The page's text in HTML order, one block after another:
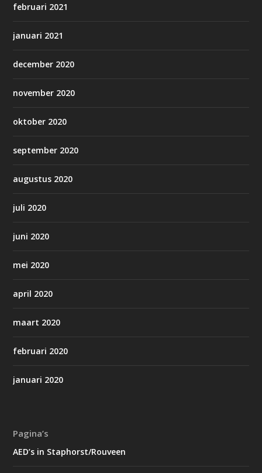
februari 2021
januari 2021
december 2020
november 2020
oktober 2020
september 2020
augustus 2020
juli 2020
juni 2020
mei 2020
april 2020
maart 2020
februari 2020
januari 2020
Pagina’s
AED’s in Staphorst/Rouveen